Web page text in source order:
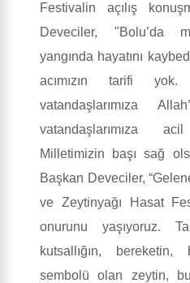
Festivalin açılış
Deveciler, "Bolu’da
yangında hayatını
acımızın tarifi yok.
vatandaşlarımıza
vatandaşlarımıza
Milletimizin başı sağ
Başkan Deveciler,
ve Zeytinyağı Hasat
onurunu yaşıyoruz.
kutsallığın,
sembolü olan zeytin,